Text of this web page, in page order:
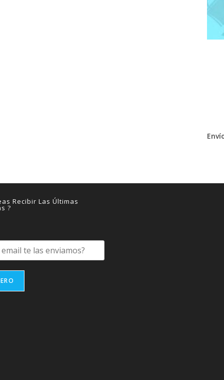
Recibir Las Últimas
?